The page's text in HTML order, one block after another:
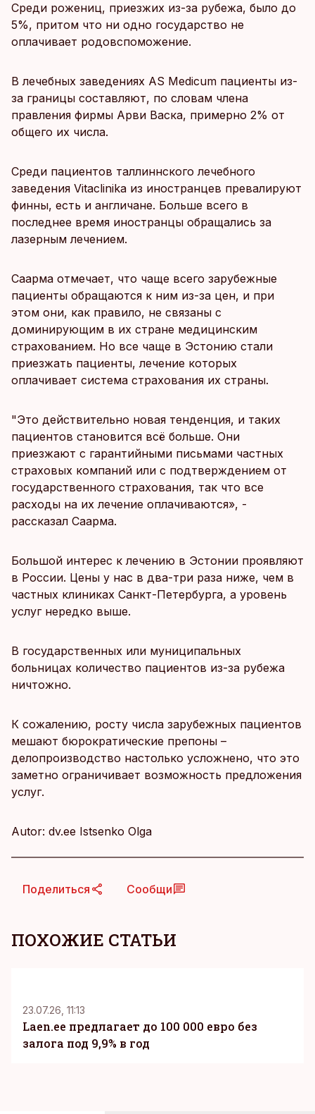
Среди рожениц, приезжих из-за рубежа, было до
5%, притом что ни одно государство не
оплачивает родовспоможение.
В лечебных заведениях AS Medicum пациенты из-
за границы составляют, по словам члена
правления фирмы Арви Васка, примерно 2% от
общего их числа.
Среди пациентов таллиннского лечебного
заведения Vitaclinika из иностранцев превалируют
финны, есть и англичане. Больше всего в
последнее время иностранцы обращались за
лазерным лечением.
Саарма отмечает, что чаще всего зарубежные
пациенты обращаются к ним из-за цен, и при
этом они, как правило, не связаны с
доминирующим в их стране медицинским
страхованием. Но все чаще в Эстонию стали
приезжать пациенты, лечение которых
оплачивает система страхования их страны.
"Это действительно новая тенденция, и таких
пациентов становится всё больше. Они
приезжают с гарантийными письмами частных
страховых компаний или с подтверждением от
государственного страхования, так что все
расходы на их лечение оплачиваются», -
рассказал Саарма.
Большой интерес к лечению в Эстонии проявляют
в России. Цены у нас в два-три раза ниже, чем в
частных клиниках Санкт-Петербурга, а уровень
услуг нередко выше.
В государственных или муниципальных
больницах количество пациентов из-за рубежа
ничтожно.
К сожалению, росту числа зарубежных пациентов
мешают бюрократические препоны –
делопроизводство настолько усложнено, что это
заметно ограничивает возможность предложения
услуг.
Autor: dv.ee Istsenko Olga
Поделиться Сообщи
ПОХОЖИЕ СТАТЬИ
23.07.26, 11:13
Laen.ee предлагает до 100 000 евро без
залога под 9,9% в год